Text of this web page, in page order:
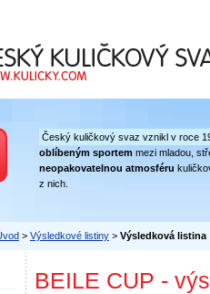
svaz
Český kuličkový svaz vznikl v roce
oblíbeným sportem mezi mladou,
neopakovatelnou atmosféru
z nich.
> Výsledkové listiny > Výsledková listina
BEILE CUP -